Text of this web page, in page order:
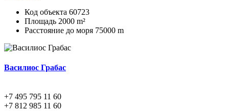
Код объекта 60723
Площадь 2000 m²
Расстояние до моря 75000 m
Василиос Грабас
+7 495 795 11 60
+7 812 985 11 60